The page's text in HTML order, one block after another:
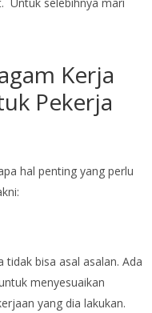
Kerja
Pekerja
hal penting yang perlu
bisa asal asalan. Ada
menyesuaikan
yang dia lakukan.